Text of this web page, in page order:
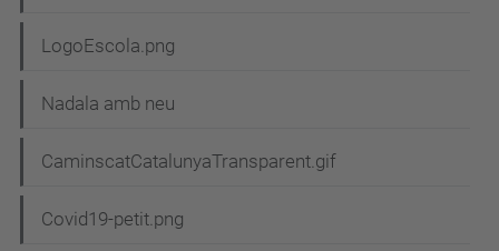
LogoEscola.png
Nadala amb neu
CaminscatCatalunyaTransparent.gif
Covid19-petit.png